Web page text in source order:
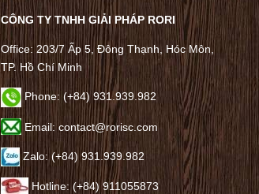
CÔNG TY TNHH GIẢI PHÁP RORI
Office: 203/7 Ấp 5, Đông Thạnh, Hóc Môn,
TP. Hồ Chí Minh
Phone: (+84) 931.939.982
Email: contact@rorisc.com
Zalo: (+84) 931.939.982
Hotline: (+84) 911055873